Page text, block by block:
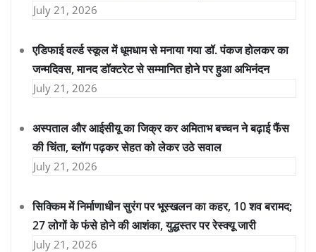
July 21, 2026
एडिफाई वर्ल्ड स्कूल में धूमधाम से मनाया गया डॉ. पंकज होलकर का
जन्मदिवस, मानद डॉक्टरेट से सम्मानित होने पर हुआ अभिनंदन
July 21, 2026
अस्पताल और आईसीयू का जिक्र कर अमिताभ बच्चन ने बढ़ाई फैंस
की चिंता, ब्लॉग पढ़कर सेहत को लेकर उठे सवाल
July 21, 2026
सिक्किम में निर्माणाधीन सुरंग पर भूस्खलन का कहर, 10 शव बरामद;
27 लोगों के फंसे होने की आशंका, युद्धस्तर पर रेस्क्यू जारी
July 21, 2026